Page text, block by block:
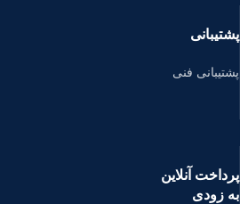
پشتیبانی
پشتیبانی فنی
پرداخت آنلاین
به زودی